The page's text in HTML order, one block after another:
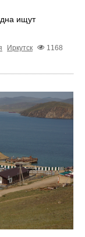
ищут
Иркутск
1168